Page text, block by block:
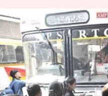
APSRTC:
ప్రయాణికులకు
వ్రాసిన వారు Jayachandra Akuri Jan
ఈ వార్తాకథనం ఏంటి